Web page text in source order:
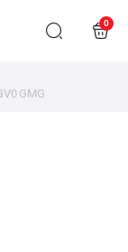
0
GMG